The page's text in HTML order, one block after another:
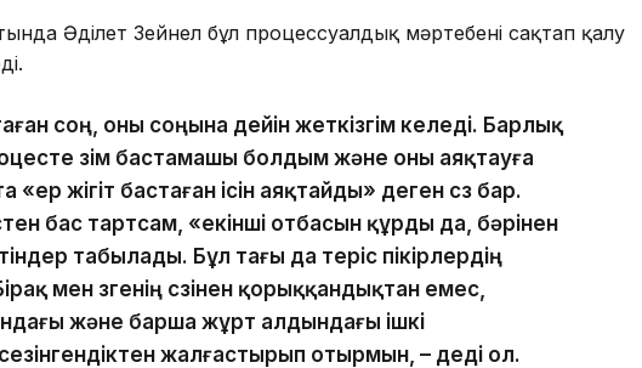
Әділет Зейнел бұл процессуалдық мәртебені сақтап қалу
соң, оны соңына дейін жеткізгім келеді. Барлық
өзім бастамашы болдым және оны аяқтауға
«ер жігіт бастаған ісін аяқтайды» деген сөз бар.
бас тартсам, «екінші отбасын құрды да, бәрінен
табылады. Бұл тағы да теріс пікірлердің
мен өзгенің сөзінен қорыққандықтан емес,
және барша жұрт алдындағы ішкі
жалғастырып отырмын, – деді ол.